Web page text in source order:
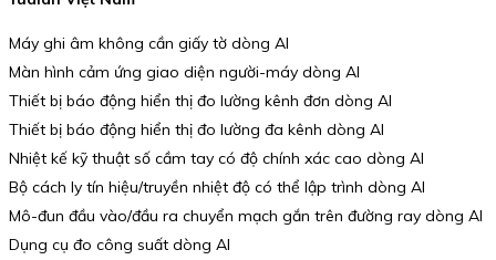
Máy ghi âm không cần giấy tờ dòng AI
Màn hình cảm ứng giao diện người-máy dòng AI
Thiết bị báo động hiển thị đo lường kênh đơn dòng AI
Thiết bị báo động hiển thị đo lường đa kênh dòng AI
Nhiệt kế kỹ thuật số cầm tay có độ chính xác cao dòng AI
Bộ cách ly tín hiệu/truyền nhiệt độ có thể lập trình dòng AI
Mô-đun đầu vào/đầu ra chuyển mạch gắn trên đường ray dòng AI
Dụng cụ đo công suất dòng AI